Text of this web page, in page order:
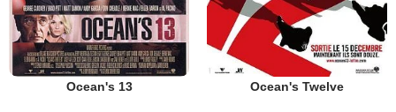
Ocean's 13 Ocean's Twelve